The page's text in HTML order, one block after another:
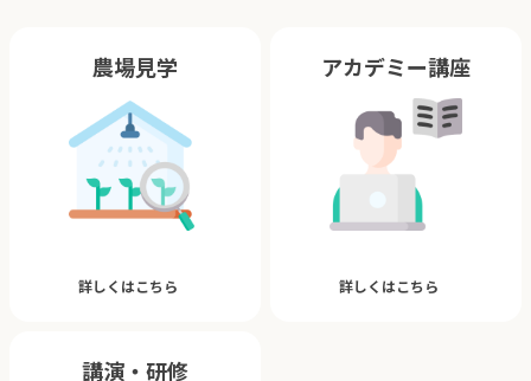
農場見学
詳しくはこちら
アカデミー講座
詳しくはこちら
講演・研修